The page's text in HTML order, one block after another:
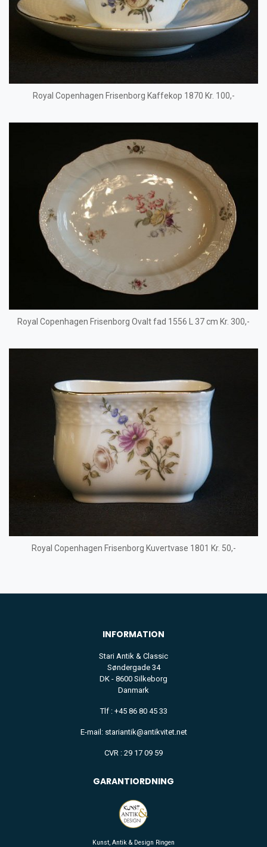
Royal Copenhagen Frisenborg Kaffekop 1870 Kr. 100,-
Royal Copenhagen Frisenborg Ovalt fad 1556 L 37 cm Kr. 300,-
Royal Copenhagen Frisenborg Kuvertvase 1801 Kr. 50,-
INFORMATION
Stari Antik & Classic
Søndergade 34
DK - 8600 Silkeborg
Danmark
Tlf : +45 86 80 45 33
E-mail: stariantik@antikvitet.net
CVR : 29 17 09 59
GARANTIORDNING
Kunst, Antik & Design Ringen